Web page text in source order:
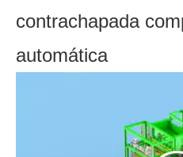
contrachapada
automática